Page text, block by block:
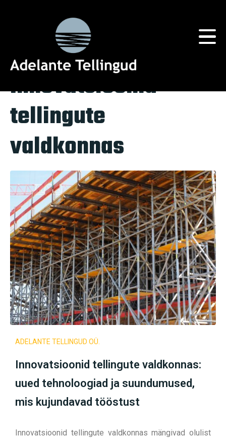
tööstus
Tag Archives: tööstus
Innovatsioonid
tellingute
valdkonnas
ADELANTE TELLINGUD OÜ.
Innovatsioonid tellingute valdkonnas:
uued tehnoloogiad ja suundumused,
mis kujundavad tööstust
Innovatsioonid tellingute valdkonnas mängivad olulist